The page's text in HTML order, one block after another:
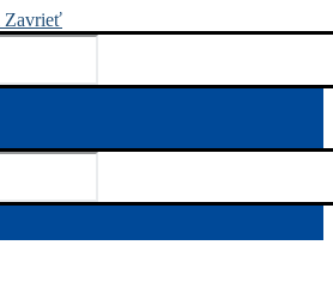
Zavrieť